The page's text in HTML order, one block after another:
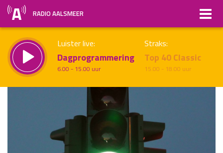
RADIO AALSMEER
Luister live:
Dagprogrammering
6.00 - 15.00 uur
Straks:
Top 40 Classic
15.00 - 18.00 uur
uur 1 van x